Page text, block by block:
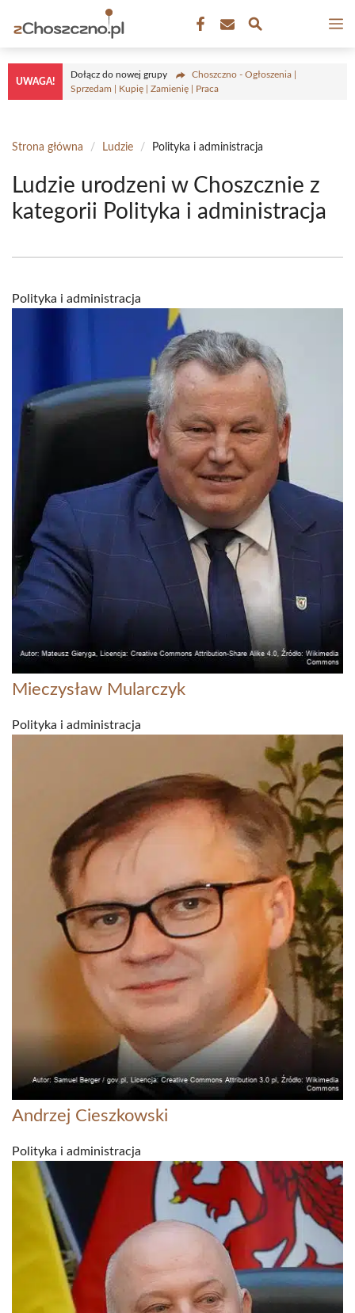
treści
UWAGA!
Dołącz do nowej grupy
Choszczno - Ogłoszenia |
Sprzedam | Kupię | Zamienię | Praca
Strona główna / Ludzie / Polityka i administracja
Ludzie urodzeni w Choszcznie z
kategorii Polityka i administracja
Polityka i administracja
Mieczysław Mularczyk
Polityka i administracja
Andrzej Cieszkowski
Polityka i administracja